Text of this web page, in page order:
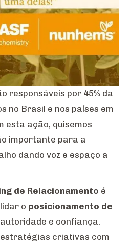
responsáveis por 45% da
no Brasil e nos países em
esta ação, quisemos
importante para a
dando voz e espaço a
de Relacionamento é
o posicionamento de
e confiança.
criativas com